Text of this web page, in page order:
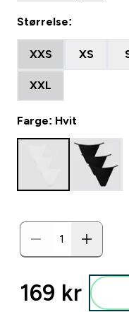
Størrelse:
XXS XS
XXL
Farge: Hvit
169 kr‎